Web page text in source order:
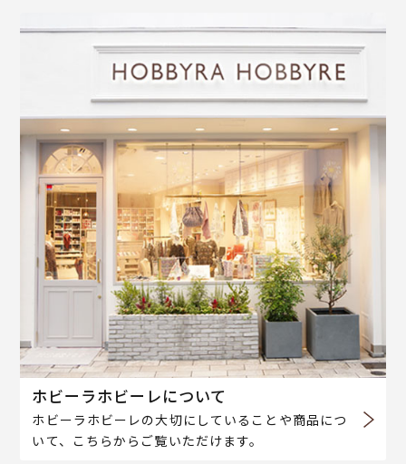
ホビーラホビーレについて
ホビーラホビーレの大切にしていることや商品につ
いて、こちらからご覧いただけます。